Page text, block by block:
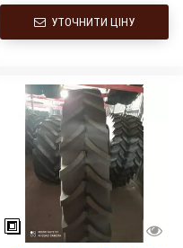
УТОЧНИТИ ЦІНУ